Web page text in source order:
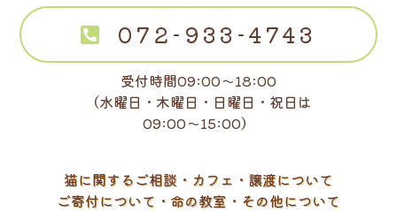
072-933-4743
受付時間09:00～18:00
（水曜日・木曜日・日曜日・祝日は
09:00～15:00）
猫に関するご相談・カフェ・譲渡について
ご寄付について・命の教室・その他について